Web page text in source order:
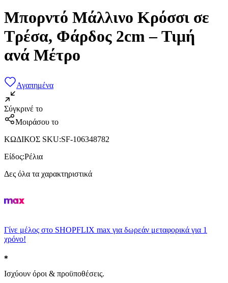
Μπορντό Μάλλινο Κρόσσι σε
Τρέσα, Φάρδος 2cm – Τιμή
ανά Μέτρο
Αγαπημένα
Σύγκρινέ το
Μοιράσου το
ΚΩΔΙΚΟΣ SKU:SF-106348782
Είδος:Ρέλια
Δες όλα τα χαρακτηριστικά
Γίνε μέλος στο SHOPFLIX max για δωρεάν μεταφορικά για 1
χρόνο!
Ισχύουν όροι & προϋποθέσεις.